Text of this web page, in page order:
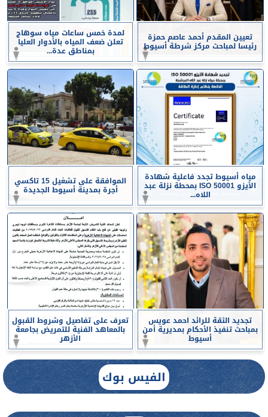
تعيين المقدم أحمد عاصم حمزة
رئيسا لمباحث مركز شرطة أسيوط
لمدة خمس ساعات مياه سوهاج
تعلن ضعف المياه بالأدوار العليا
بمناطق عدة...
مياه أسيوط تجدد فاعلية شهادة
الأيزو ISO 50001 بمحطة نزلة عبد
اللاه...
الموافقة على تشغيل 15 تاكسي
أجرة بمدينة أسيوط الجديدة
تجديد الثقة للرائد احمد عويس
بمباحث تنفيذ الأحكام بمديرية أمن
أسيوط
تعرف على تفاصيل وشروط القبول
بالمعاهد الفنية للتمريض بجامعة
الأزهر
الفيس بوك